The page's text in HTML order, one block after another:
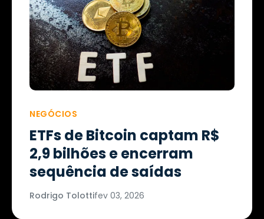
NEGÓCIOS
ETFs de Bitcoin captam R$
2,9 bilhões e encerram
sequência de saídas
Rodrigo Tolottifev 03, 2026